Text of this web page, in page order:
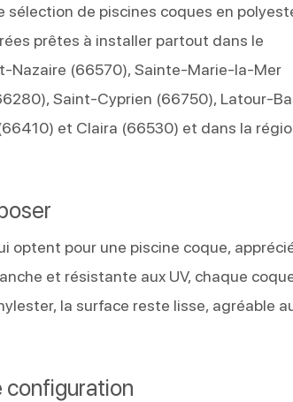
de piscines coques en
prêtes à installer partout dans le
Nazaire (66570), Sainte-Marie-la-Mer
Saint-Cyprien (66750), Latour-
et Claira (66530) et dans la
optent pour une piscine coque,
et résistante aux UV, chaque
la surface reste lisse, agréable
configuration